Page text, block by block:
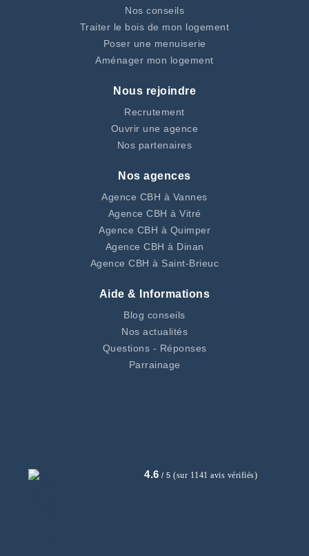
Nos conseils
Traiter le bois de mon logement
Poser une menuiserie
Aménager mon logement
Nous rejoindre
Recrutement
Ouvrir une agence
Nos partenaires
Nos agences
Agence CBH à Vannes
Agence CBH à Vitré
Agence CBH à Quimper
Agence CBH à Dinan
Agence CBH à Saint-Brieuc
Aide & Informations
Blog conseils
Nos actualités
Questions - Réponses
Parrainage
4.6 / 5(sur 1141 avis vérifiés)